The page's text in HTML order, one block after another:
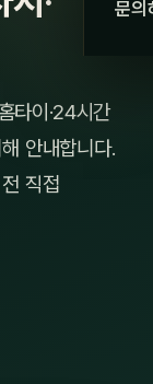
강원
문의
타이·24시간
안내합니다.
직접